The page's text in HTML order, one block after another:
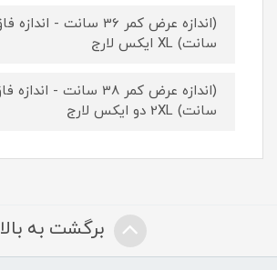
سانت) XL ایکس لارج
سانت) 2XL دو ایکس لارج
برگشت به بالا